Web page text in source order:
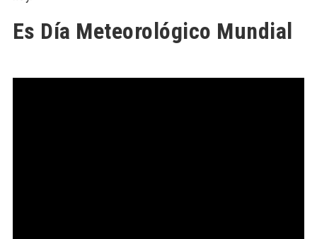
Es Día Meteorológico Mundial